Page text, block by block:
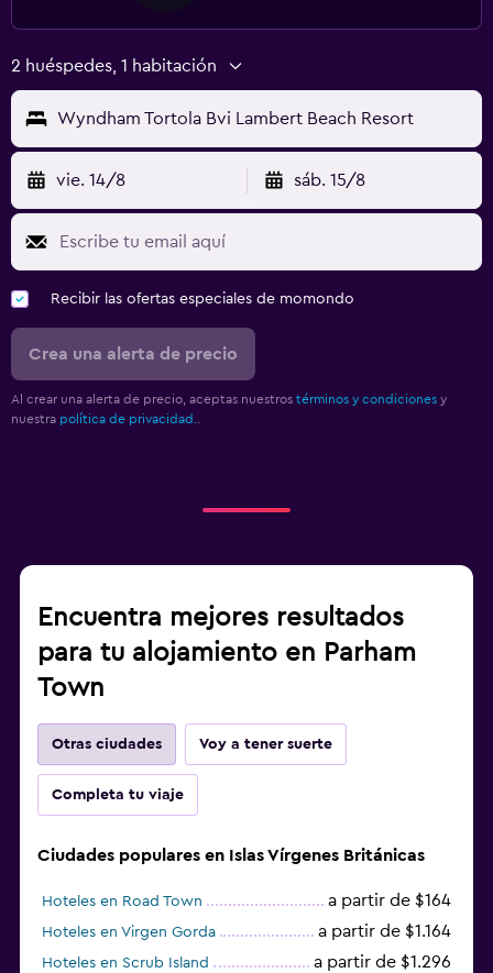
2 huéspedes, 1 habitación
Wyndham Tortola Bvi Lambert Beach Resort
vie. 14/8 sáb. 15/8
Recibir las ofertas especiales de momondo
Crea una alerta de precio
Al crear una alerta de precio, aceptas nuestros términos y condiciones y
nuestra política de privacidad.
Encuentra mejores resultados
para tu alojamiento en Parham
Town
Otras ciudades Voy a tener suerte
Completa tu viaje
Ciudades populares en Islas Vírgenes Británicas
Hoteles en Road Town a partir de $164
Hoteles en Virgen Gorda a partir de $1.164
Hoteles en Scrub Island a partir de $1.296